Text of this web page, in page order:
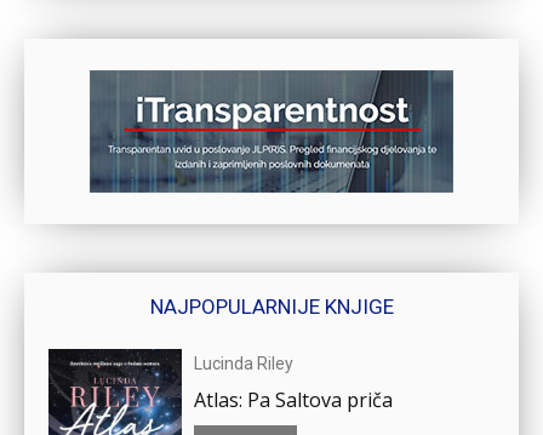
NAJPOPULARNIJE KNJIGE
Lucinda Riley
Atlas: Pa Saltova priča